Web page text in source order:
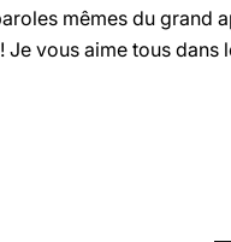
mêmes du grand
Je vous aime tous dans